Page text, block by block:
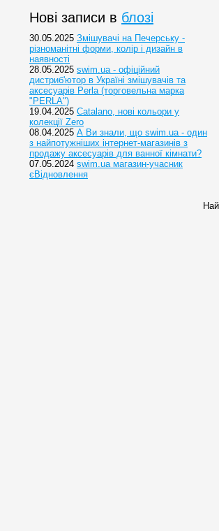
Нові записи в блозі
30.05.2025 Змішувачі на Печерську -
різноманітні форми, колір і дизайн в
наявності
28.05.2025 swim.ua - офіційний
дистриб'ютор в Україні змішувачів та
аксесуарів Perla (торговельна марка
"PERLA")
19.04.2025 Catalano, нові кольори у
колекції Zero
08.04.2025 А Ви знали, що swim.ua - один
з найпотужніших інтернет-магазинів з
продажу аксесуарів для ванної кімнати?
07.05.2024 swim.ua магазин-учасник
єВідновлення